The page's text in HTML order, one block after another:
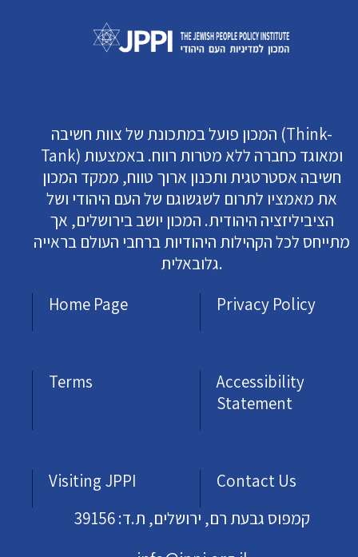
המכון פועל במתכונת של צוות חשיבה (Think-
Tank) ומאוגד כחברה ללא מטרות רווח. באמצעות
חשיבה אסטרטגית ותכנון ארוך טווח, ממקד המכון
את מאמציו לתרום לשגשוגם של העם היהודי ושל
הציביליזציה היהודית. המכון יושב בירושלים, אך
מתייחס לכל הקהילות היהודיות ברחבי העולם בראייה
גלובאלית.
Home Page
Privacy Policy
Terms
Accessibility
Statement
Visiting JPPI
Contact Us
קמפוס גבעת רם, ירושלים, ת.ד: 39156